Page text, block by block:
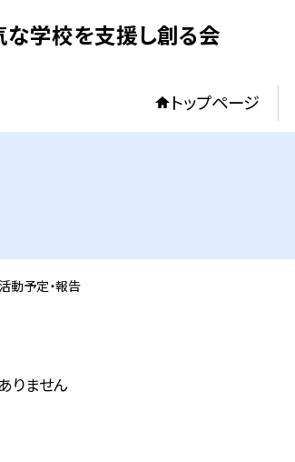
な学校を支援し創る会
トップページ
活動予定・報告
りません